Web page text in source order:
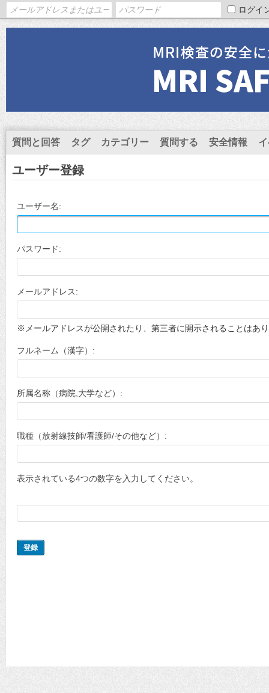
ログイ
質問と回答 タグ カテゴリー 質問する 安全情報
ユーザー登録
ユーザー名:
パスワード:
メールアドレス:
※メールアドレスが公開されたり、第三者に開示されることはあ
フルネーム（漢字）:
所属名称（病院,大学など）:
職種（放射線技師/看護師/その他など）:
表示されている4つの数字を入力してください。